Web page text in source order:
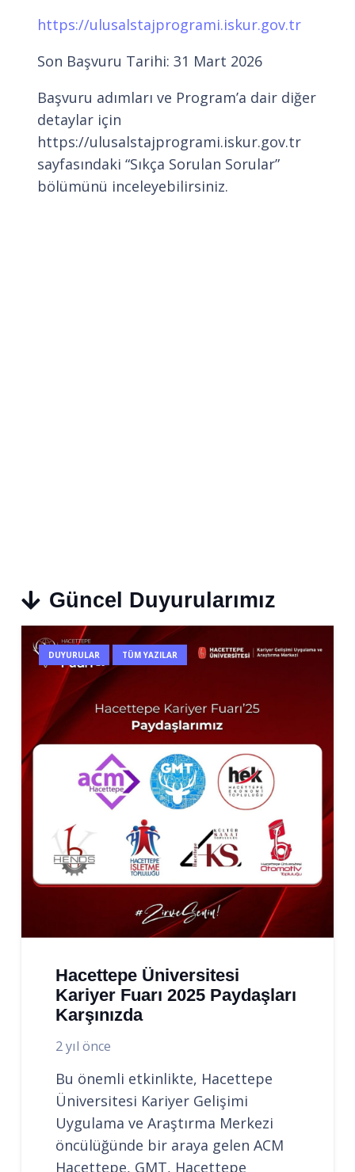
https://ulusalstajprogrami.iskur.gov.tr
Son Başvuru Tarihi: 31 Mart 2026
Başvuru adımları ve Program’a dair diğer
detaylar için
https://ulusalstajprogrami.iskur.gov.tr
sayfasındaki “Sıkça Sorulan Sorular”
bölümünü inceleyebilirsiniz.
Güncel Duyurularımız
DUYURULAR TÜM YAZILAR
Hacettepe Üniversitesi
Kariyer Fuarı 2025 Paydaşları
Karşınızda
2 yıl önce
Bu önemli etkinlikte, Hacettepe
Üniversitesi Kariyer Gelişimi
Uygulama ve Araştırma Merkezi
öncülüğünde bir araya gelen ACM
Hacettepe, GMT, Hacettepe